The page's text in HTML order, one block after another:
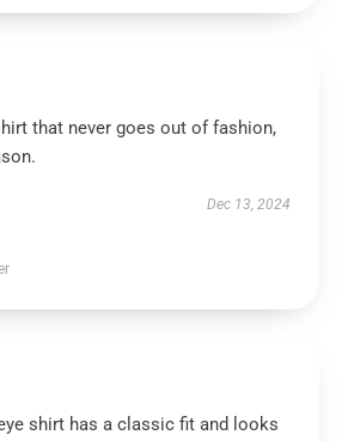
that never goes out of fashion,
Dec 13, 2024
shirt has a classic fit and looks